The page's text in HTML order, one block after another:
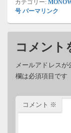
カテゴリー:
号 パーマリンク
コメント
メールアドレスが
欄は必須項目です
コメント ※